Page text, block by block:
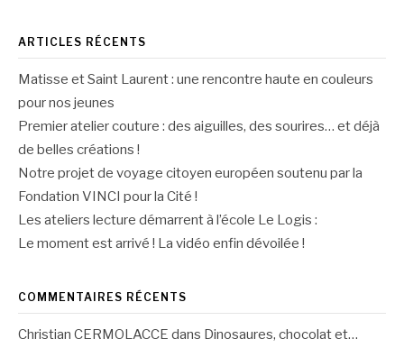
ARTICLES RÉCENTS
Matisse et Saint Laurent : une rencontre haute en couleurs
pour nos jeunes
Premier atelier couture : des aiguilles, des sourires… et déjà
de belles créations !
Notre projet de voyage citoyen européen soutenu par la
Fondation VINCI pour la Cité !
Les ateliers lecture démarrent à l’école Le Logis :
Le moment est arrivé ! La vidéo enfin dévoilée !
COMMENTAIRES RÉCENTS
Christian CERMOLACCE dans Dinosaures, chocolat et…